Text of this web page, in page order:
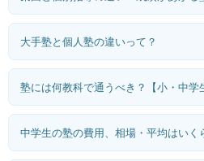
大手塾と個人塾の違いって？
塾には何教科で通うべき？【小・中学
中学生の塾の費用、相場・平均はいく